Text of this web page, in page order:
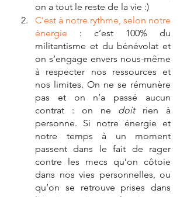
on a tout le reste de la vie :)
C’est à notre rythme, selon notre
énergie : c’est 100% du
militantisme et du bénévolat et
on s’engage envers nous-même
à respecter nos ressources et
nos limites. On ne se rémunère
pas et on n’a passé aucun
contrat : on ne doit rien à
personne. Si notre énergie et
notre temps à un moment
passent dans le fait de rager
contre les mecs qu’on côtoie
dans nos vies personnelles, ou
qu’on se retrouve prises dans